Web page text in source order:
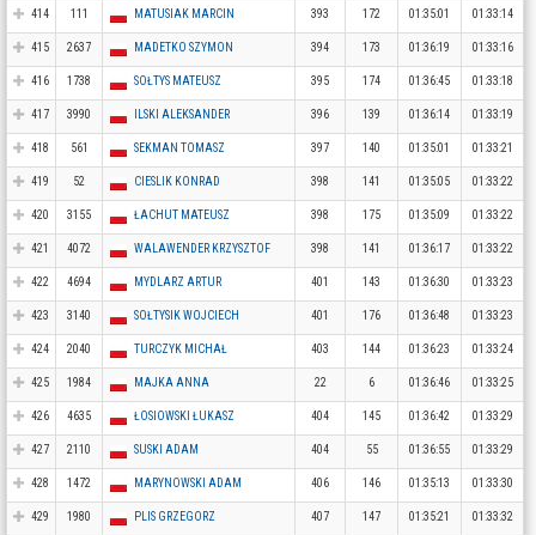
414 111 MATUSIAK MARCIN 393 172 01:35:01 01:33:14
415 2637 MADETKO SZYMON 394 173 01:36:19 01:33:16
416 1738 SOŁTYS MATEUSZ 395 174 01:36:45 01:33:18
417 3990 ILSKI ALEKSANDER 396 139 01:36:14 01:33:19
418 561 SEKMAN TOMASZ 397 140 01:35:01 01:33:21
419 52 CIESLIK KONRAD 398 141 01:35:05 01:33:22
420 3155 ŁACHUT MATEUSZ 398 175 01:35:09 01:33:22
421 4072 WALAWENDER KRZYSZTOF 398 141 01:36:17 01:33:22
422 4694 MYDLARZ ARTUR 401 143 01:36:30 01:33:23
423 3140 SOŁTYSIK WOJCIECH 401 176 01:36:48 01:33:23
424 2040 TURCZYK MICHAŁ 403 144 01:36:23 01:33:24
425 1984 MAJKA ANNA 22 6 01:36:46 01:33:25
426 4635 ŁOSIOWSKI ŁUKASZ 404 145 01:36:42 01:33:29
427 2110 SUSKI ADAM 404 55 01:36:55 01:33:29
428 1472 MARYNOWSKI ADAM 406 146 01:35:13 01:33:30
429 1980 PLIS GRZEGORZ 407 147 01:35:21 01:33:32